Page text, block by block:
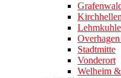
Kirchhellen
Lehmkuhle
Stadtmitte
Vonderort
Welheim